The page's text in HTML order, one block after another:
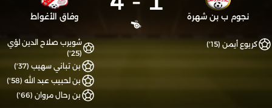
نجوم ب بن شهرة وفاق الأغواط
كريوع أيمن (15')
شويرب صلاح الدين لؤي
(25')
بن تباني سهيب (37')
بن لحبيب عبد الله (58')
بن رحال مروان (66')